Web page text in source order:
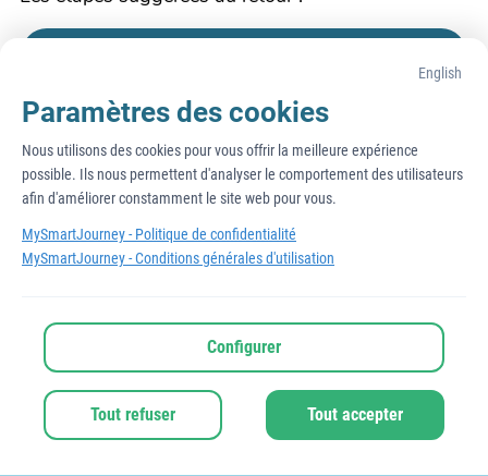
10. Les chèvres des fossés 👉
11. La promenade des Bonnets rouges 👉
2026 - Propulsé par
v3.123.0
English
Signaler ce contenu
English
Paramètres des cookies
Nous utilisons des cookies pour vous offrir la meilleure expérience
possible. Ils nous permettent d'analyser le comportement des utilisateurs
afin d'améliorer constamment le site web pour vous.
MySmartJourney -Politique de confidentialité
MySmartJourney -Conditions générales d'utilisation
Configurer
Tout refuser Tout accepter